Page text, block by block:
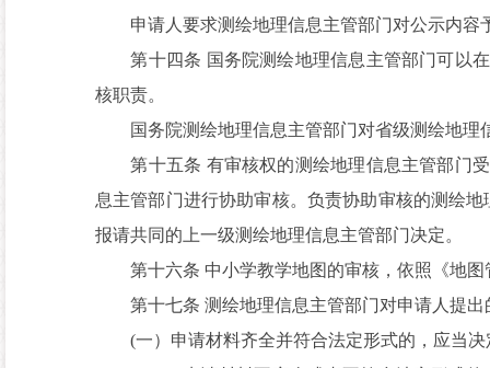
申请人要求测绘地理信息主管部门对公示内容
第十四条 国务院测绘地理信息主管部门可以在
核职责。
国务院测绘地理信息主管部门对省级测绘地理
第十五条 有审核权的测绘地理信息主管部门受
息主管部门进行协助审核。负责协助审核的测绘
报请共同的上一级测绘地理信息主管部门决定。
第十六条 中小学教学地图的审核，依照《地图
第十七条 测绘地理信息主管部门对申请人提出
(一）申请材料齐全并符合法定形式的，应当决